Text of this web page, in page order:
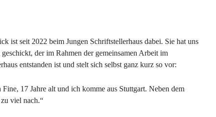
ist seit 2022 beim Jungen Schriftstellerhaus dabei. Sie hat uns
geschickt, der im Rahmen der gemeinsamen Arbeit im
entstanden ist und stelt sich selbst ganz kurz so vor:
17 Jahre alt und ich komme aus Stuttgart. Neben dem
viel nach.“